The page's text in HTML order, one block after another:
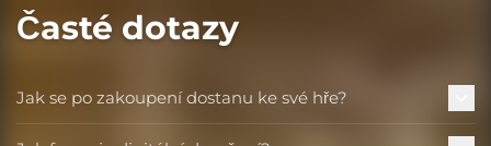
Časté dotazy
Jak se po zakoupení dostanu ke své hře?